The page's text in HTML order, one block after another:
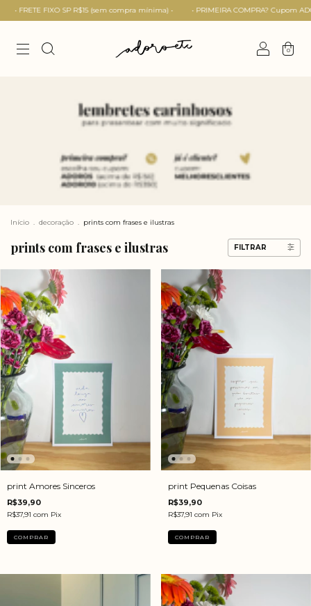
FIXO SP R$15 (sem compra mínima) • • PRIMEIRA COMPRA? Cupom ADORO5
0
Início . decoração . prints com frases e ilustras
prints com frases e ilustras FILTRAR
print Amores Sinceros
R$39,90
R$37,91 com Pix
print Pequenas Coisas
R$39,90
R$37,91 com Pix